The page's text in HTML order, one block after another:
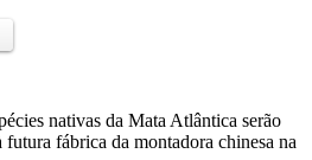
nativas da Mata Atlântica serão
futura fábrica da montadora chinesa na